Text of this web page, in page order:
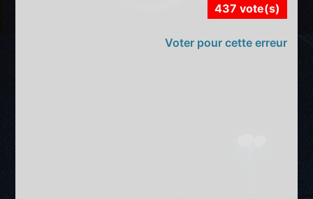
437 vote(s)
Voter pour cette erreur